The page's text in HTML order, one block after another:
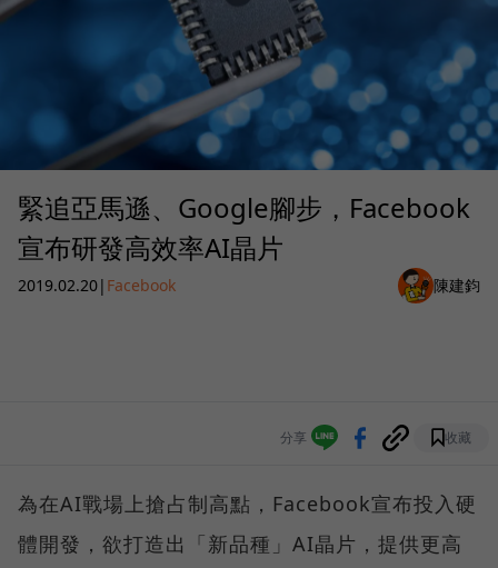
緊追亞馬遜、Google腳步，Facebook
宣布研發高效率AI晶片
2019.02.20| Facebook 陳建鈞
分享 收藏
為在AI戰場上搶占制高點，Facebook宣布投入硬
體開發，欲打造出「新品種」AI晶片，提供更高